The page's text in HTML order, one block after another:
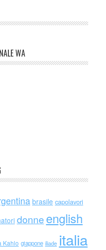
WA
brasile capolavori
donne english
Kahlo giappone iliade italia